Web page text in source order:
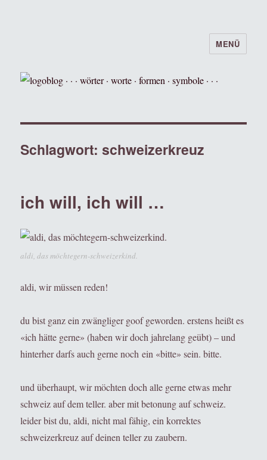
logoblog · · · wörter · worte · formen ·
symbole · · ·
MENÜ
Schlagwort:schweizerkreuz
ich will, ich will …
aldi, das möchtegern-schweizerkind.
aldi, wir müssen reden!
du bist ganz ein zwängliger goof geworden. erstens heißt es
«ich hätte gerne» (haben wir doch jahrelang geübt) – und
hinterher darfs auch gerne noch ein «bitte» sein. bitte.
und überhaupt, wir möchten doch alle gerne etwas mehr
schweiz auf dem teller. aber mit betonung auf schweiz.
leider bist du, aldi, nicht mal fähig, ein korrektes
schweizerkreuz auf deinen teller zu zaubern.